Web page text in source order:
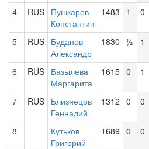
4 RUS Пушкарев
Константин
1483 1 0
5 RUS Буданов
Александр
1830 ½ 1
6 RUS Базылева
Маргарита
1615 0 1
7 RUS Близнецов
Геннадий
1312 0 0
8
Кутьков
Григорий
1689 0 0